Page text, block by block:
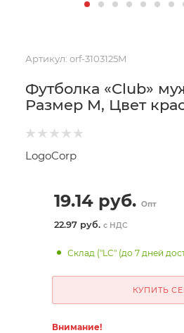
Артикул: orf-3103125M
Футболка «Club»
Размер M, Цвет
LogoCorp
19.14руб. Опт
22.97 руб. с НДС
Склад ("LC" (до 7 дней
КУПИТЬ
Внимание!